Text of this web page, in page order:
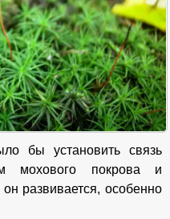
бы установить связь
мохового покрова и
развивается, особенно